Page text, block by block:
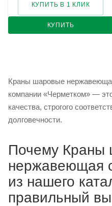
КУПИТЬ
КУПИТЬ В 1 КЛИК
Краны шаровые
компании «Черметком» —
качества, строгого
долговечности.
Почему Краны
нержавеющая
из нашего
правильный